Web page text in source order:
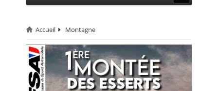
CIRCUIT
RALLYE
MONTAGNE
Accueil Montagne